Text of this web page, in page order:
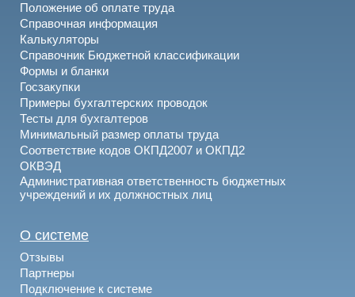
Положение об оплате труда
Справочная информация
Калькуляторы
Справочник Бюджетной классификации
Формы и бланки
Госзакупки
Примеры бухгалтерских проводок
Тесты для бухгалтеров
Минимальный размер оплаты труда
Соответствие кодов ОКПД2007 и ОКПД2
ОКВЭД
Административная ответственность бюджетных
учреждений и их должностных лиц
О системе
Отзывы
Партнеры
Подключение к системе